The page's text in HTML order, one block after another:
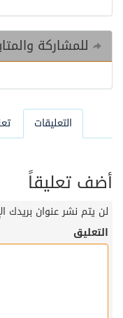
للمشاركة
التعليقات
أضف تعليقاً
لن يتم نشر عنوان بريدك
التعليق